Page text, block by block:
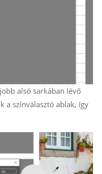
alsó sarkában lévő
a színválasztó ablak, így